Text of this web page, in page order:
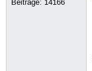
Beiträge: 14166